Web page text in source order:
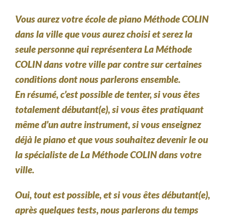
Vous aurez votre école de piano Méthode COLIN
dans la ville que vous aurez choisi et serez la
seule personne qui représentera La Méthode
COLIN dans votre ville par contre sur certaines
conditions dont nous parlerons ensemble.
En résumé, c’est possible de tenter, si vous êtes
totalement débutant(e), si vous êtes pratiquant
même d’un autre instrument, si vous enseignez
déjà le piano et que vous souhaitez devenir le ou
la spécialiste de La Méthode COLIN dans votre
ville.
Oui, tout est possible, et si vous êtes débutant(e),
après quelques tests, nous parlerons du temps